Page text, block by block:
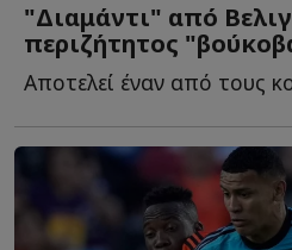
"Διαμάντι" από
περιζήτητος